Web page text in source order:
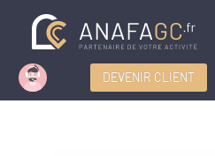
DEVENIR CLIENT